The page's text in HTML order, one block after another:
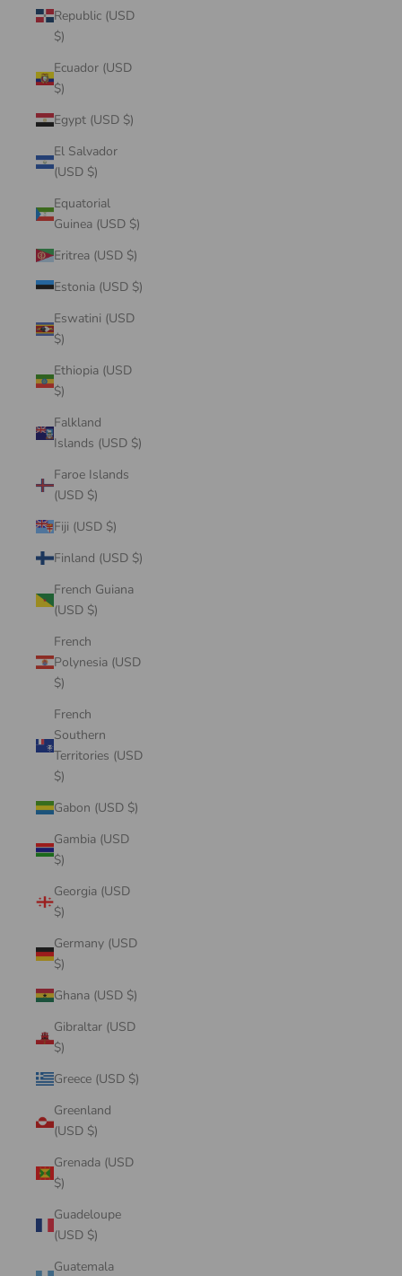
Republic (USD
$)
Ecuador (USD
$)
Egypt (USD $)
El Salvador
(USD $)
Equatorial
Guinea (USD $)
Eritrea (USD $)
Estonia (USD $)
Eswatini (USD
$)
Ethiopia (USD
$)
Falkland
Islands (USD $)
Faroe Islands
(USD $)
Fiji (USD $)
Finland (USD $)
French Guiana
(USD $)
French
Polynesia (USD
$)
French
Southern
Territories (USD
$)
Gabon (USD $)
Gambia (USD
$)
Georgia (USD
$)
Germany (USD
$)
Ghana (USD $)
Gibraltar (USD
$)
Greece (USD $)
Greenland
(USD $)
Grenada (USD
$)
Guadeloupe
(USD $)
Guatemala